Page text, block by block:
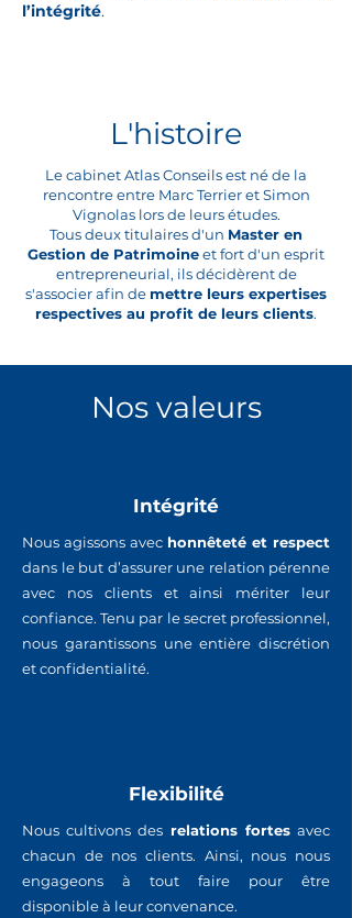
l’intégrité.
L'histoire
Le cabinet Atlas Conseils est né de la
rencontre entre Marc Terrier et Simon
Vignolas lors de leurs études.
Tous deux titulaires d'un Master en
Gestion de Patrimoineet fort d'un esprit
entrepreneurial, ils décidèrent de
s'associer afin de mettre leurs expertises
respectives au profit de leurs clients.​
Nos valeurs
Intégrité
Nous agissons avec honnêteté et respect
dans le but d’assurer une relation pérenne
avec nos clients et ainsi mériter leur
confiance. Tenu par le secret professionnel,
nous garantissons une entière discrétion
et confidentialité.
Flexibilité
Nous cultivons des relations fortesavec
chacun de nos clients. Ainsi, nous nous
engageons à tout faire pour être
disponible à leur convenance.